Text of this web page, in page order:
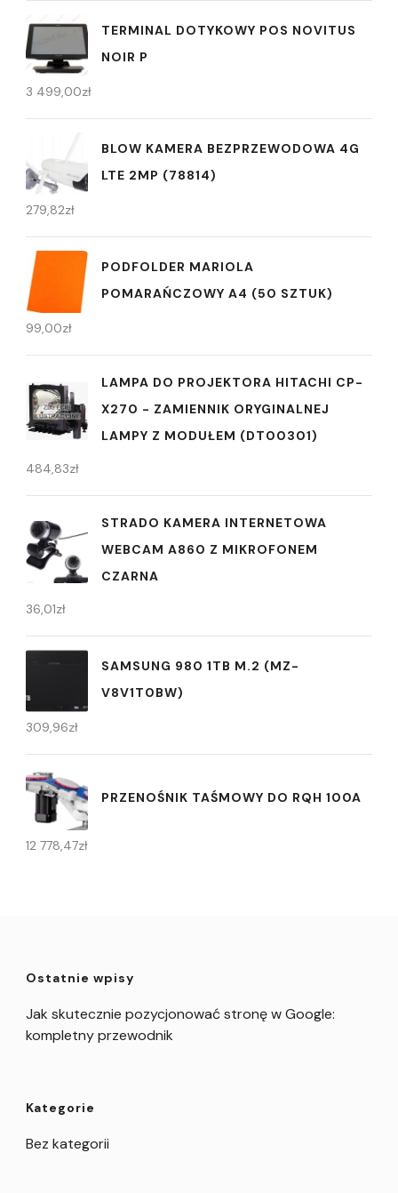
TERMINAL DOTYKOWY POS NOVITUS
NOIR P
3 499,00zł
BLOW KAMERA BEZPRZEWODOWA 4G
LTE 2MP (78814)
279,82zł
PODFOLDER MARIOLA
POMARAŃCZOWY A4 (50 SZTUK)
99,00zł
LAMPA DO PROJEKTORA HITACHI CP-
X270 - ZAMIENNIK ORYGINALNEJ
LAMPY Z MODUŁEM (DT00301)
484,83zł
STRADO KAMERA INTERNETOWA
WEBCAM A860 Z MIKROFONEM
CZARNA
36,01zł
SAMSUNG 980 1TB M.2 (MZ-
V8V1T0BW)
309,96zł
PRZENOŚNIK TAŚMOWY DO RQH 100A
12 778,47zł
Ostatnie wpisy
Jak skutecznie pozycjonować stronę w Google:
kompletny przewodnik
Kategorie
Bez kategorii